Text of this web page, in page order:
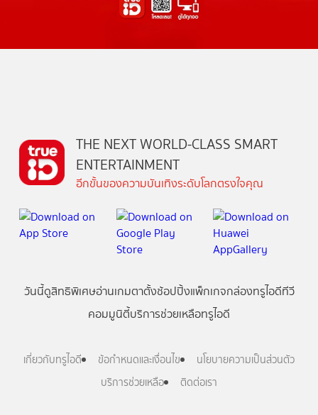
THE NEXT WORLD-CLASS SMART
ENTERTAINMENT
อีกขั้นของความบันเทิงระดับโลกตรงใจคุณ
วันนี้ดูสิทธิพิเศษอ่านเกมตาตั้งช้อปปิ้งแพ็กเกจกล่องทรูไอดีทีวี
คอมมูนิตี้บริการช่วยเหลือทรูไอดี
เกี่ยวกับทรูไอดี ข้อกำหนดและเงื่อนไข
นโยบายความเป็นส่วนตัว
บริการช่วยเหลือ
ติดต่อเรา